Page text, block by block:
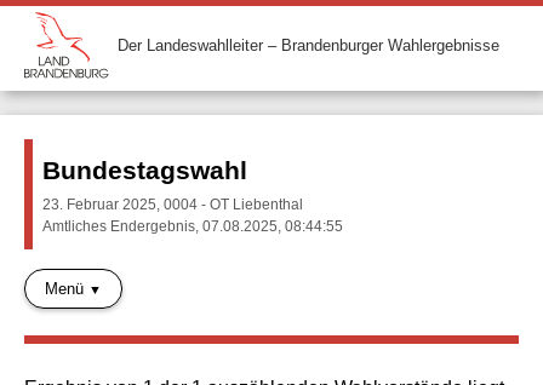
Der Landeswahlleiter – Brandenburger Wahlergebnisse
Bundestagswahl
23. Februar 2025, 0004 - OT Liebenthal
Amtliches Endergebnis, 07.08.2025, 08:44:55
Menü